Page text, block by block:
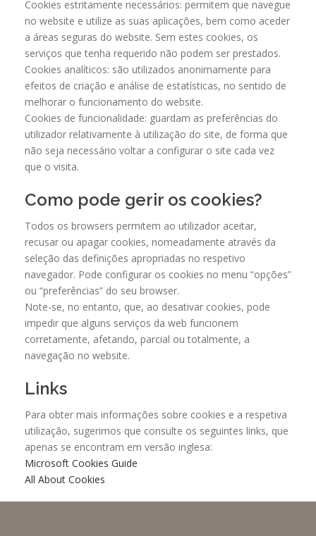
Cookies estritamente necessários: permitem que navegue
no website e utilize as suas aplicações, bem como aceder
a áreas seguras do website. Sem estes cookies, os
serviços que tenha requerido não podem ser prestados.
Cookies analíticos: são utilizados anonimamente para
efeitos de criação e análise de estatísticas, no sentido de
melhorar o funcionamento do website.
Cookies de funcionalidade: guardam as preferências do
utilizador relativamente à utilização do site, de forma que
não seja necessário voltar a configurar o site cada vez
que o visita.
Como pode gerir os cookies?
Todos os browsers permitem ao utilizador aceitar,
recusar ou apagar cookies, nomeadamente através da
seleção das definições apropriadas no respetivo
navegador. Pode configurar os cookies no menu “opções”
ou “preferências” do seu browser.
Note-se, no entanto, que, ao desativar cookies, pode
impedir que alguns serviços da web funcionem
corretamente, afetando, parcial ou totalmente, a
navegação no website.
Links
Para obter mais informações sobre cookies e a respetiva
utilização, sugerimos que consulte os seguintes links, que
apenas se encontram em versão inglesa:
Microsoft Cookies Guide
All About Cookies